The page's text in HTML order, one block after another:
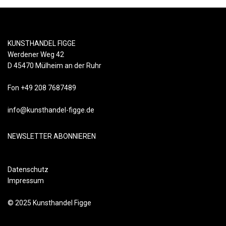
KUNSTHANDEL FIGGE
Werdener Weg 42
D 45470 Mülheim an der Ruhr
Fon +49 208 7687489
info@kunsthandel-figge.de
NEWSLETTER ABONNIEREN
Datenschutz
Impressum
© 2025 Kunsthandel Figge